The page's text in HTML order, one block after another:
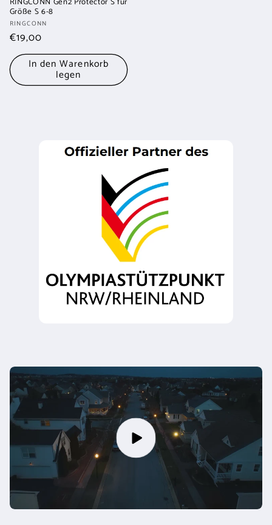
Größe S 6-8
Anbieter:
RINGCONN
Normaler
Preis
€19,00
In den Warenkorb
legen